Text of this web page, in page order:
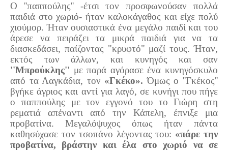
Ο ''παππούλης'' -έτσι τον προσφωνούσαν πολλά
παιδιά στο χωριό- ήταν καλοκάγαθος και είχε πολύ
χιούμορ. Ήταν ουσιαστικά ένα μεγάλο παιδί και του
άρεσε να πειράζει τα μικρά παιδιά για να τα
διασκεδάσει, παίζοντας "κρυφτό" μαζί τους. Ήταν,
εκτός των άλλων, και κυνηγός και σαν
''Μπρούκλης'' με παρά αγόρασε ένα κυνηγόσκυλο
από τα Λαγκάδια, τον «Γκέκο». Όμως ο ''Γκέκος''
βγήκε άγριος και αντί για λαγό, σε κυνήγι που πήγε
ο παππούλης με τον εγγονό του το Γιώρη στη
ρεματιά απέναντι από την Κάπελη, έπνιξε μια
προβατίνα. Μεγαλόψυχος όπως ήταν πάντα
καθησύχασε τον τσοπάνο λέγοντας του: «πάρε την
προβατίνα, βράστην και έλα στο χωριό να σε